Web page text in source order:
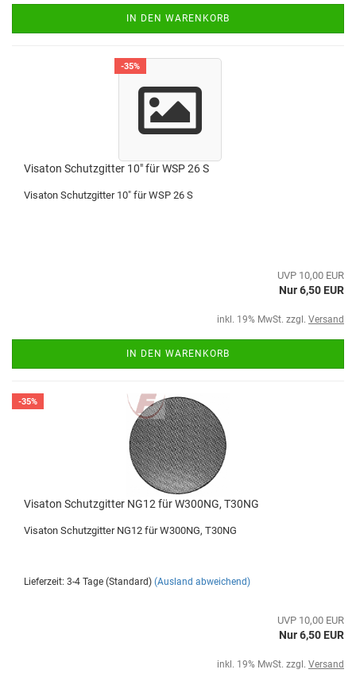
IN DEN WARENKORB
-35%
Visaton Schutzgitter 10" für WSP 26 S
Visaton Schutzgitter 10" für WSP 26 S
UVP 10,00 EUR
Nur 6,50 EUR
inkl. 19% MwSt. zzgl. Versand
IN DEN WARENKORB
-35%
Visaton Schutzgitter NG12 für W300NG, T30NG
Visaton Schutzgitter NG12 für W300NG, T30NG
Lieferzeit: 3-4 Tage (Standard) (Ausland abweichend)
UVP 10,00 EUR
Nur 6,50 EUR
inkl. 19% MwSt. zzgl. Versand